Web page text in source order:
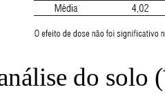
do solo (